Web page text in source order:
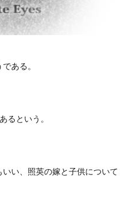
ある。
るという。
い、照英の嫁と子供について